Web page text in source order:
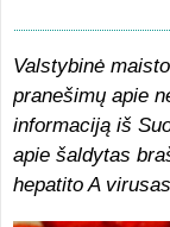
Valstybinė
pranešimų apie
informaciją iš
apie šaldytas
hepatito A